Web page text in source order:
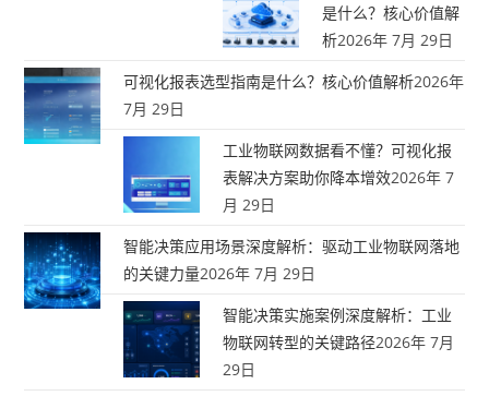
是什么？核心价值解
析2026年 7月 29日
可视化报表选型指南是什么？核心价值解析2026年
7月 29日
工业物联网数据看不懂？可视化报
表解决方案助你降本增效2026年 7
月 29日
智能决策应用场景深度解析：驱动工业物联网落地
的关键力量2026年 7月 29日
智能决策实施案例深度解析：工业
物联网转型的关键路径2026年 7月
29日